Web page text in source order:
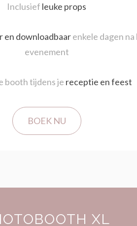
Inclusief leuke props
en downloadbaarenkele dagen
evenement
booth tijdens je receptie en feest
BOEK NU
XL